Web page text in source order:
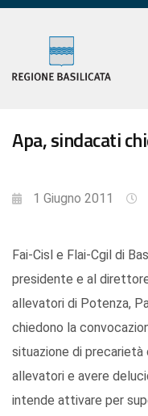
Apa, sindacati
1 Giugno 2011
Fai-Cisl e Flai-Cgil di
presidente e al
allevatori di Potenza,
chiedono la
situazione di
allevatori e avere
intende attivare per